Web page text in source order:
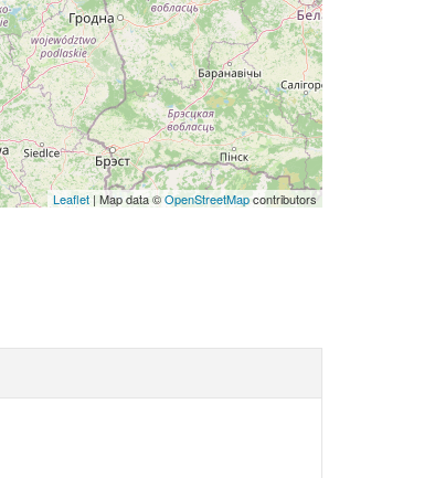
Leaflet | Map data ©OpenStreetMapcontributors